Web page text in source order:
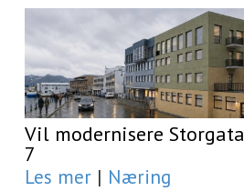
Vil modernisere Storgata
7
Les mer | Næring